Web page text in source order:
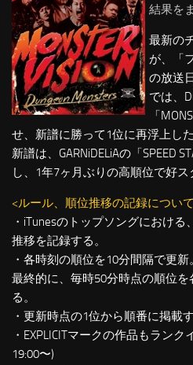
結果を
最新の
が、「
の放送
では、
「
せ、新譜に勝って1位に再浮上した
新譜は、GARNiDELiAの「SPEED
し、1年7ヶ月ぶりの高順位で好ス
<ルール、順位推移の記録につい
・iTunesのトップソングにおけ
推移を記録する。
・各時刻の順位を10分間隔で更新。
最終的に、毎時50分時点の順位
る。
・更新時点の1位から順番に掲載す
・EXPLICITマークの作品もラン
19:00〜)